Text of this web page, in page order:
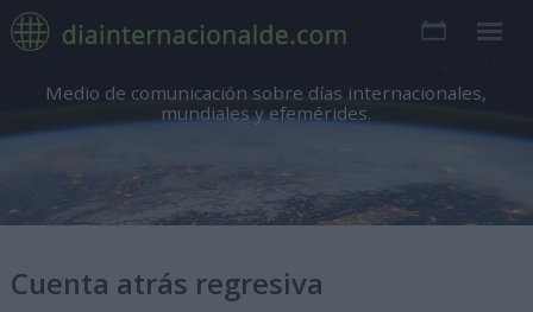
Medio de comunicación sobre días internacionales,
mundiales y efemérides.
Cuenta atrás regresiva